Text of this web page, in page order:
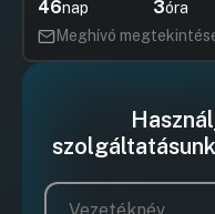
46nap 3óra
Meghívó